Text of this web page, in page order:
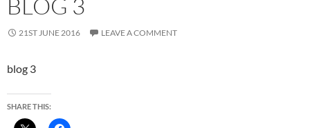
BLOG 3
21ST JUNE 2016 LEAVE A COMMENT
blog 3
SHARE THIS: